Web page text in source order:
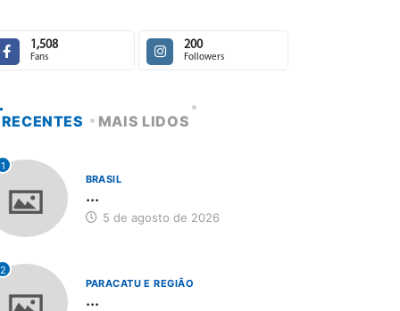
1,508
Fans
200
Followers
RECENTES MAIS LIDOS
1
BRASIL
...
5 de agosto de 2026
2
PARACATU E REGIÃO
...